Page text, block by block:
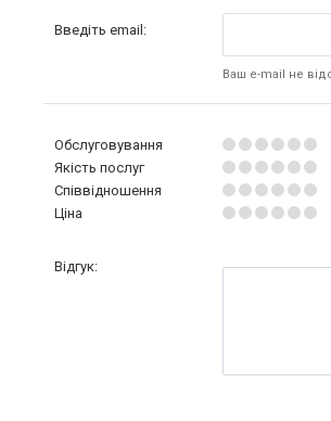
Введіть email:
Ваш e-mail не
Обслуговування
Якість послуг
Співвідношення
Ціна
Відгук: